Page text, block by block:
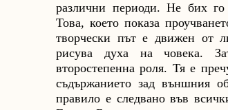
различни периоди. Не бих
Това, което показа
творчески път е движен от
рисува духа на човека.
второстепенна роля. Тя е
съдържанието зад външния
правило е следвано във